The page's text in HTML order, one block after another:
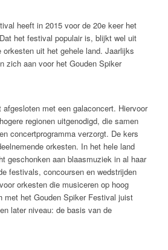
heeft in 2015 voor de 20e keer het
het festival populair is, blijkt wel uit
orkesten uit het gehele land. Jaarlijks
zich aan voor het Gouden Spiker
afgesloten met een galaconcert. Hiervoor
regionen uitgenodigd, die samen
concertprogramma verzorgt. De kers
orkesten. In het hele land
geschonken aan blaasmuziek in al haar
festivals, concoursen en wedstrijden
orkesten die musiceren op hoog
met het Gouden Spiker Festival juist
later niveau: de basis van de